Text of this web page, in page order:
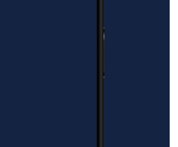
, więc
uszkodzenia mebla i obrażeń